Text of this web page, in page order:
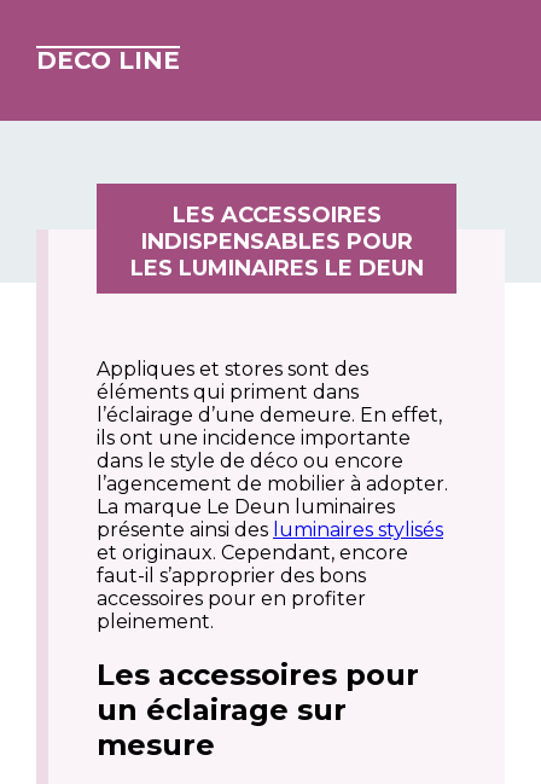
DECO LINE
LES ACCESSOIRES
INDISPENSABLES POUR
LES LUMINAIRES LE DEUN
Appliques et stores sont des
éléments qui priment dans
l’éclairage d’une demeure. En effet,
ils ont une incidence importante
dans le style de déco ou encore
l’agencement de mobilier à adopter.
La marque Le Deun luminaires
présente ainsi des luminaires stylisés
et originaux. Cependant, encore
faut-il s’approprier des bons
accessoires pour en profiter
pleinement.
Les accessoires pour
un éclairage sur
mesure